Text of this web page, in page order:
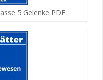
5 Gelenke PDF